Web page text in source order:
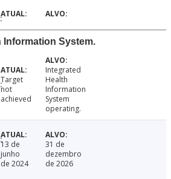
Information System.
Target
not
achieved
Integrated
Health
Information
System
operating.
13 de
junho
de 2024
31 de
dezembro
de 2026